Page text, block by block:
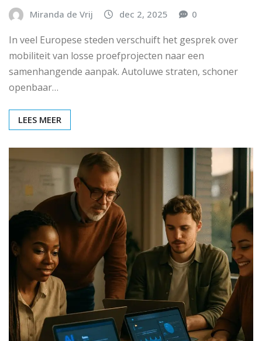
Miranda de Vrij dec 2, 2025 0
In veel Europese steden verschuift het gesprek over
mobiliteit van losse proefprojecten naar een
samenhangende aanpak. Autoluwe straten, schoner
openbaar…
LEES MEER